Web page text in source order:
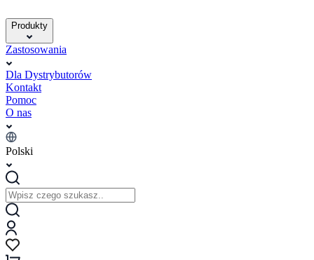
Produkty
Zastosowania
Dla Dystrybutorów
Kontakt
Pomoc
O nas
Polski